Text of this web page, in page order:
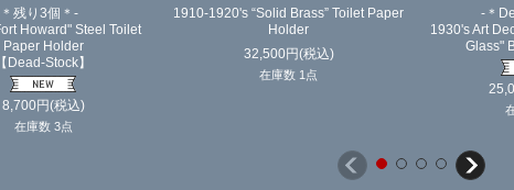
残り3個＊-
Howard" Steel Toilet
Paper Holder
【Dead-Stock】
8,700円(税込)
在庫数 3点
1910-1920's “Solid Brass” Toilet Paper
Holder
32,500円(税込)
在庫数 1点
-＊
1930's Art
Glass"